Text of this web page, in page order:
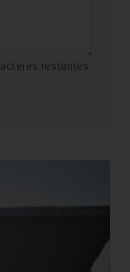
restantes.